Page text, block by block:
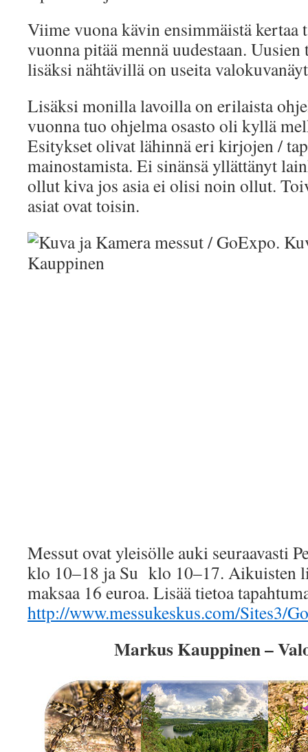
Viime vuona kävin ensimmäistä kertaa
vuonna pitää mennä uudestaan.
lisäksi nähtävillä on useita
Lisäksi monilla lavoilla on erilaista
vuonna tuo ohjelma osasto oli kyllä
Esitykset olivat lähinnä eri kirjojen /
mainostamista. Ei sinänsä yllättänyt
ollut kiva jos asia ei olisi noin ollut.
asiat ovat toisin.
Messut ovat yleisölle auki seuraavasti
klo 10–18 ja Su klo 10–17. Aikuisten
maksaa 16 euroa. Lisää tietoa
http://www.messukeskus.com/Sites3/
Markus Kauppinen –